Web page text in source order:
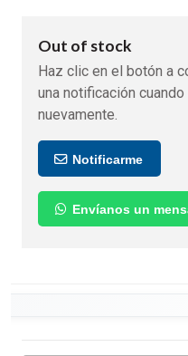
Out of stock
Haz clic en el botón a
una notificación
nuevamente.
Notificarme
Envíanos un